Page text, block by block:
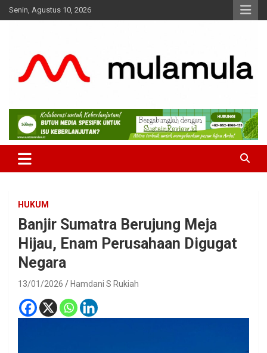
Skip
to
Senin, Agustus 10, 2026
MulaMula
Medianya para Gen Z
HUKUM
Banjir Sumatra Berujung Meja
Hijau, Enam Perusahaan Digugat
Negara
13/01/2026 Hamdani S Rukiah